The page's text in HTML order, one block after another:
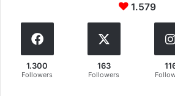
1.579
1.300
Followers
163
Followers